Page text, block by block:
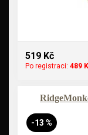
519 Kč
Po registraci: 489
-13 %